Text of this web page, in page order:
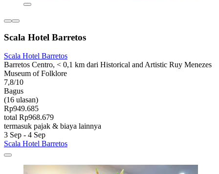
Scala Hotel Barretos
Scala Hotel Barretos
Barretos Centro, < 0,1 km dari Historical and Artistic Ruy Menezes
Museum of Folklore
7,8/10
Bagus
(16 ulasan)
Rp949.685
total Rp968.679
termasuk pajak & biaya lainnya
3 Sep - 4 Sep
Scala Hotel Barretos